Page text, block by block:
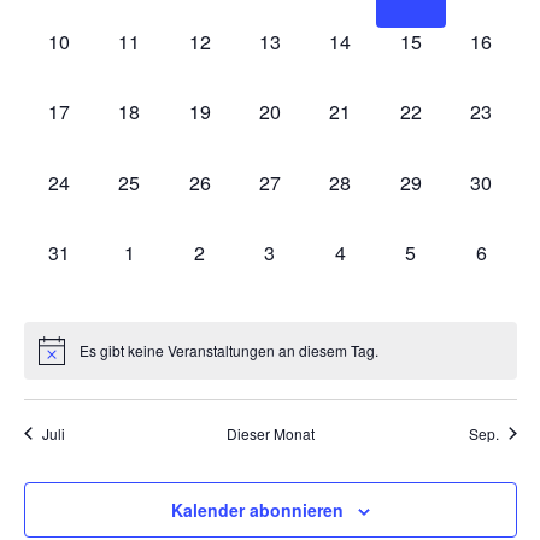
0
10
0
11
0
12
0
13
0
14
0
15
0
16
0
17
0
18
0
19
0
20
0
21
0
22
0
23
0
24
0
25
0
26
0
27
0
28
0
29
0
30
0
31
0
1
0
2
0
3
0
4
0
5
0
6
Es gibt keine Veranstaltungen an diesem Tag.
Juli Dieser Monat Sep.
Kalender abonnieren